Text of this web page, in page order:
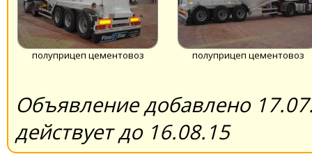
полуприцеп цементовоз полуприцеп цементовоз
Объявление добавлено
действует до 16.08.15